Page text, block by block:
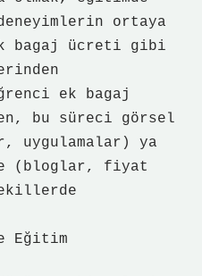
ortaya
bagaj ücreti gibi
ek bagaj
bu süreci görsel
uygulamalar) ya
(bloglar, fiyat
Eğitim